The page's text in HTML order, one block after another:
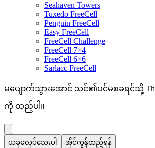
Seahaven Towers
Tuxedo FreeCell
Penguin FreeCell
Easy FreeCell
FreeCell Challenge
FreeCell 7×4
FreeCell 6×6
Sarlacc FreeCell
မပျောက်သွားအောင် သင်၏ပင်မစခရင်သို့
ကို ထည့်ပါ။
ယခုမလုပ်သေးပါ အိုင်ကွန်ထည့်ရန်